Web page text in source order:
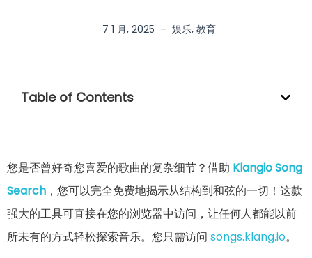
7 1 月, 2025 – 娱乐, 教育
Table of Contents
您是否曾好奇您喜爱的歌曲的复杂细节？借助 Klangio Song
Search ，您可以完全免费地揭示从结构到和弦的一切！这款
强大的工具可直接在您的浏览器中访问，让任何人都能以前
所未有的方式轻松探索音乐。您只需访问 songs.klang.io。